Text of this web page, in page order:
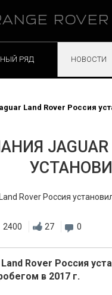
РЯД НОВОСТИ
Land Rover Россия
JAGUAR
2400 27 0
Rover Россия
в 2017 г.